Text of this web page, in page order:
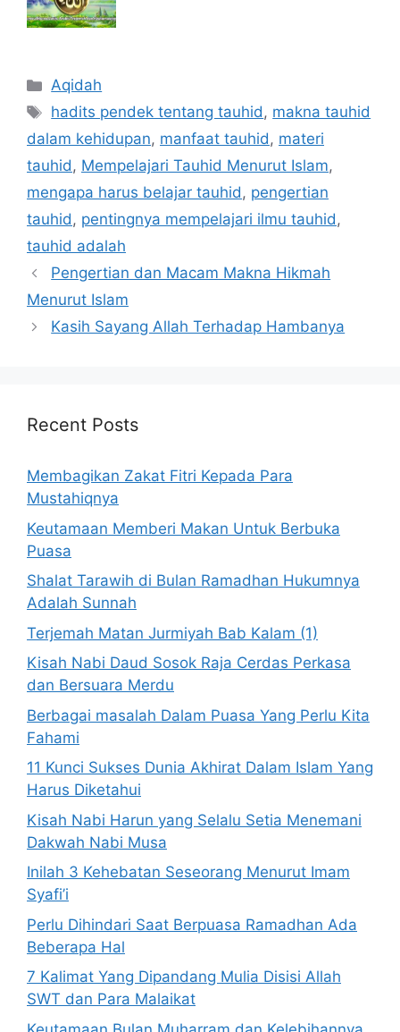
Categories
Aqidah
Tags
hadits pendek tentang tauhid, makna tauhid
dalam kehidupan, manfaat tauhid, materi
tauhid, Mempelajari Tauhid Menurut Islam,
mengapa harus belajar tauhid, pengertian
tauhid, pentingnya mempelajari ilmu tauhid,
tauhid adalah
Pengertian dan Macam Makna Hikmah
Menurut Islam
Kasih Sayang Allah Terhadap Hambanya
Recent Posts
Membagikan Zakat Fitri Kepada Para
Mustahiqnya
Keutamaan Memberi Makan Untuk Berbuka
Puasa
Shalat Tarawih di Bulan Ramadhan Hukumnya
Adalah Sunnah
Terjemah Matan Jurmiyah Bab Kalam (1)
Kisah Nabi Daud Sosok Raja Cerdas Perkasa
dan Bersuara Merdu
Berbagai masalah Dalam Puasa Yang Perlu Kita
Fahami
11 Kunci Sukses Dunia Akhirat Dalam Islam Yang
Harus Diketahui
Kisah Nabi Harun yang Selalu Setia Menemani
Dakwah Nabi Musa
Inilah 3 Kehebatan Seseorang Menurut Imam
Syafi’i
Perlu Dihindari Saat Berpuasa Ramadhan Ada
Beberapa Hal
7 Kalimat Yang Dipandang Mulia Disisi Allah
SWT dan Para Malaikat